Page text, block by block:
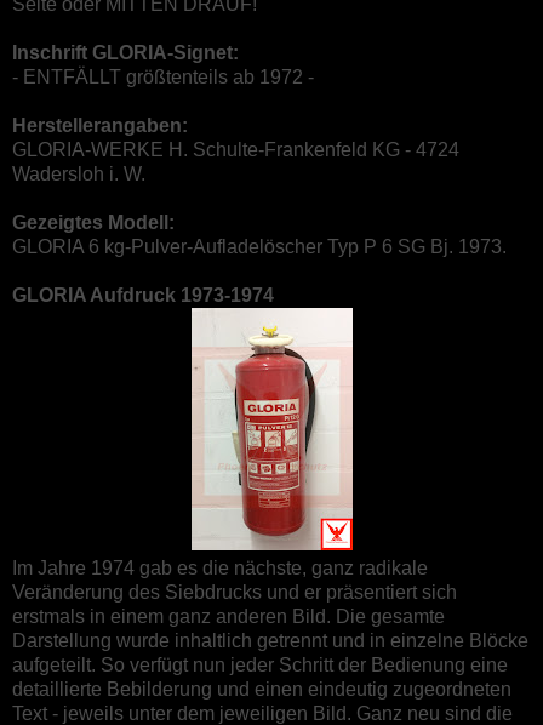
Inschrift GLORIA-Signet:
- ENTFÄLLT größtenteils ab 1972 -
Herstellerangaben:
GLORIA-WERKE H. Schulte-Frankenfeld KG - 4724
Wadersloh i. W.
Gezeigtes Modell:
GLORIA 6 kg-Pulver-Aufladelöscher Typ P 6 SG Bj. 1973.
GLORIA Aufdruck 1973-1974
Im Jahre 1974 gab es die nächste, ganz radikale
Veränderung des Siebdrucks und er präsentiert sich
erstmals in einem ganz anderen Bild. Die gesamte
Darstellung wurde inhaltlich getrennt und in einzelne Blöcke
aufgeteilt. So verfügt nun jeder Schritt der Bedienung eine
detaillierte Bebilderung und einen eindeutig zugeordneten
Text - jeweils unter dem jeweiligen Bild. Ganz neu sind die